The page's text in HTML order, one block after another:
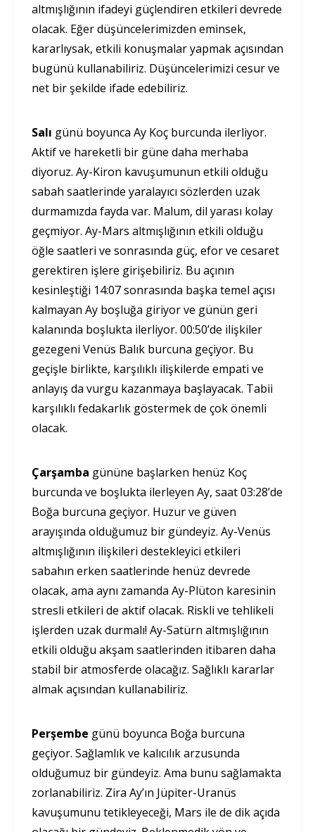
altmışlığının ifadeyi güçlendiren etkileri devrede
olacak. Eğer düşüncelerimizden eminsek,
kararlıysak, etkili konuşmalar yapmak açısından
bugünü kullanabiliriz. Düşüncelerimizi cesur ve
net bir şekilde ifade edebiliriz.
Salı günü boyunca Ay Koç burcunda ilerliyor.
Aktif ve hareketli bir güne daha merhaba
diyoruz. Ay-Kiron kavuşumunun etkili olduğu
sabah saatlerinde yaralayıcı sözlerden uzak
durmamızda fayda var. Malum, dil yarası kolay
geçmiyor. Ay-Mars altmışlığının etkili olduğu
öğle saatleri ve sonrasında güç, efor ve cesaret
gerektiren işlere girişebiliriz. Bu açının
kesinleştiği 14:07 sonrasında başka temel açısı
kalmayan Ay boşluğa giriyor ve günün geri
kalanında boşlukta ilerliyor. 00:50’de ilişkiler
gezegeni Venüs Balık burcuna geçiyor. Bu
geçişle birlikte, karşılıklı ilişkilerde empati ve
anlayış da vurgu kazanmaya başlayacak. Tabii
karşılıklı fedakarlık göstermek de çok önemli
olacak.
Çarşamba gününe başlarken henüz Koç
burcunda ve boşlukta ilerleyen Ay, saat 03:28’de
Boğa burcuna geçiyor. Huzur ve güven
arayışında olduğumuz bir gündeyiz. Ay-Venüs
altmışlığının ilişkileri destekleyici etkileri
sabahın erken saatlerinde henüz devrede
olacak, ama aynı zamanda Ay-Plüton karesinin
stresli etkileri de aktif olacak. Riskli ve tehlikeli
işlerden uzak durmalı! Ay-Satürn altmışlığının
etkili olduğu akşam saatlerinden itibaren daha
stabil bir atmosferde olacağız. Sağlıklı kararlar
almak açısından kullanabiliriz.
Perşembe günü boyunca Boğa burcuna
geçiyor. Sağlamlık ve kalıcılık arzusunda
olduğumuz bir gündeyiz. Ama bunu sağlamakta
zorlanabiliriz. Zira Ay’ın Jüpiter-Uranüs
kavuşumunu tetikleyeceği, Mars ile de dik açıda